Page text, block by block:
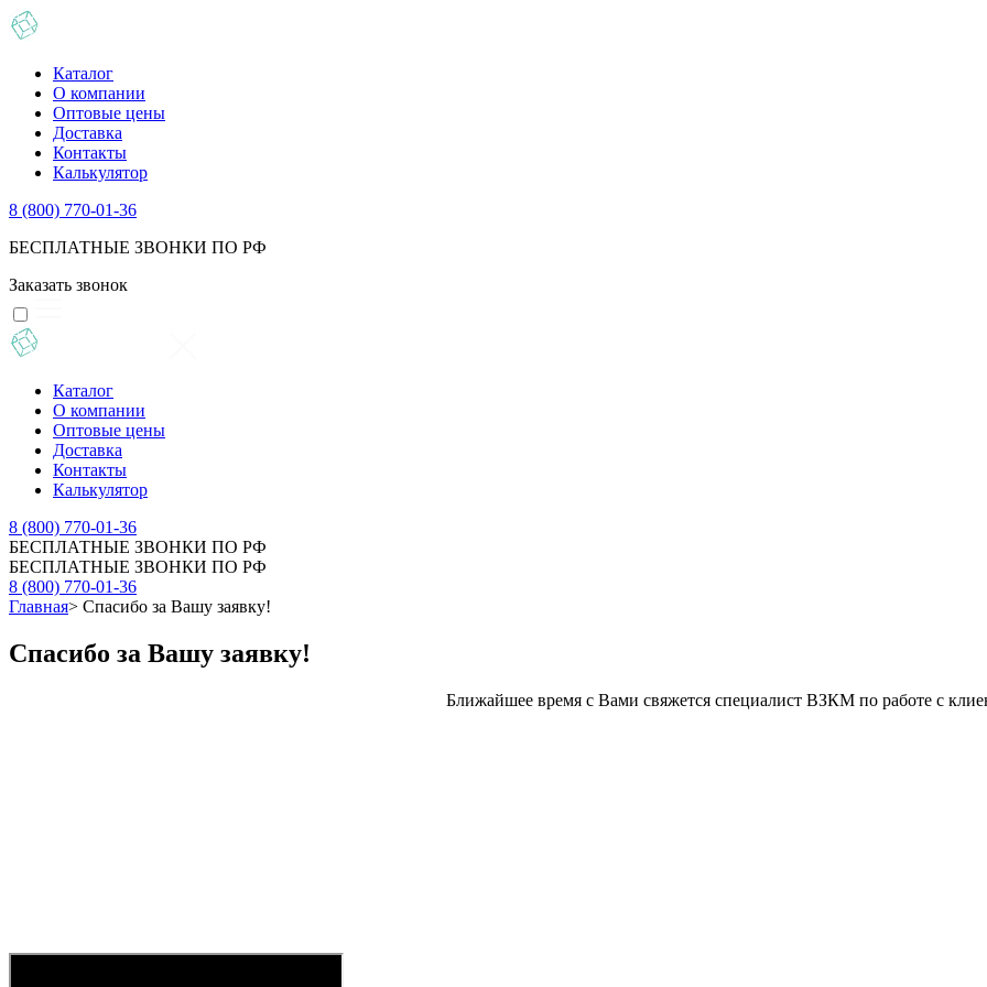
Каталог
О компании
Оптовые цены
Доставка
Контакты
Калькулятор
8 (800) 770-01-36
БЕСПЛАТНЫЕ ЗВОНКИ ПО РФ
Заказать звонок
Каталог
О компании
Оптовые цены
Доставка
Контакты
Калькулятор
8 (800) 770-01-36
БЕСПЛАТНЫЕ ЗВОНКИ ПО РФ
БЕСПЛАТНЫЕ ЗВОНКИ ПО РФ
8 (800) 770-01-36
Главная> Спасибо за Вашу заявку!
Спасибо за Вашу заявку!
Ближайшее время с Вами свяжется специалист ВЗКМ по работе с